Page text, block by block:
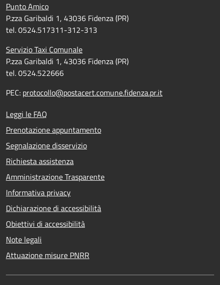
Punto Amico
P.zza Garibaldi 1, 43036 Fidenza (PR)
tel. 0524.517311-312-313
Servizio Taxi Comunale
P.zza Garibaldi 1, 43036 Fidenza (PR)
tel. 0524.522666
PEC: protocollo@postacert.comune.fidenza.pr.it
Leggi le FAQ
Prenotazione appuntamento
Segnalazione disservizio
Richiesta assistenza
Amministrazione Trasparente
Informativa privacy
Dichiarazione di accessibilità
Obiettivi di accessibilità
Note legali
Attuazione misure PNRR